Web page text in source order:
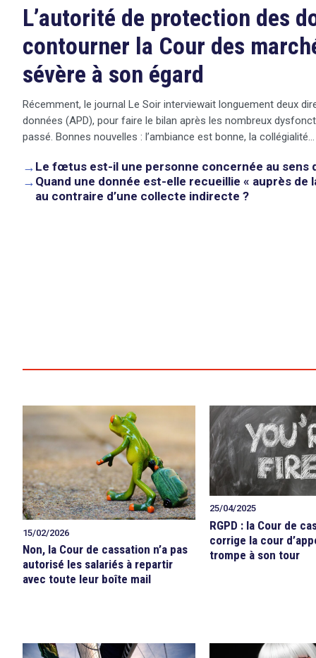
L’autorité de protection des
contourner la Cour des
sévère à son égard
Récemment, le journal Le Soir interviewait longuement deux
données (APD), pour faire le bilan après les nombreux
passé. Bonnes nouvelles : l’ambiance est bonne, la collégialité…
→ Le fœtus est-il une personne concernée au sens
→ Quand une donnée est-elle recueillie « auprès de
au contraire d’une collecte indirecte ?
15/02/2026
Non, la Cour de cassation n’a pas
autorisé les salariés à repartir
avec toute leur boîte mail
25/04/2025
RGPD : la Cour de
corrige la cour
trompe à son tour